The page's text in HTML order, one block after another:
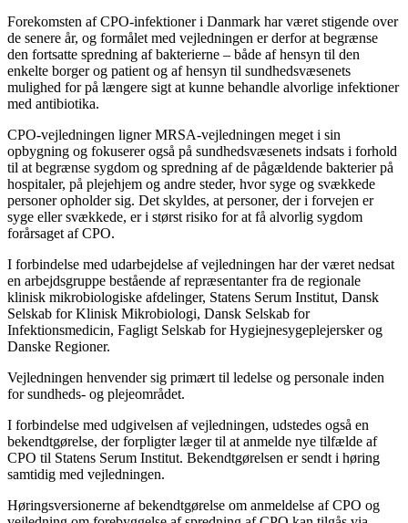
Forekomsten af CPO-infektioner i Danmark har været stigende over
de senere år, og formålet med vejledningen er derfor at begrænse
den fortsatte spredning af bakterierne – både af hensyn til den
enkelte borger og patient og af hensyn til sundhedsvæsenets
mulighed for på længere sigt at kunne behandle alvorlige infektioner
med antibiotika.
CPO-vejledningen ligner MRSA-vejledningen meget i sin
opbygning og fokuserer også på sundhedsvæsenets indsats i forhold
til at begrænse sygdom og spredning af de pågældende bakterier på
hospitaler, på plejehjem og andre steder, hvor syge og svækkede
personer opholder sig. Det skyldes, at personer, der i forvejen er
syge eller svækkede, er i størst risiko for at få alvorlig sygdom
forårsaget af CPO.
I forbindelse med udarbejdelse af vejledningen har der været nedsat
en arbejdsgruppe bestående af repræsentanter fra de regionale
klinisk mikrobiologiske afdelinger, Statens Serum Institut, Dansk
Selskab for Klinisk Mikrobiologi, Dansk Selskab for
Infektionsmedicin, Fagligt Selskab for Hygiejnesygeplejersker og
Danske Regioner.
Vejledningen henvender sig primært til ledelse og personale inden
for sundheds- og plejeområdet.
I forbindelse med udgivelsen af vejledningen, udstedes også en
bekendtgørelse, der forpligter læger til at anmelde nye tilfælde af
CPO til Statens Serum Institut. Bekendtgørelsen er sendt i høring
samtidig med vejledningen.
Høringsversionerne af bekendtgørelse om anmeldelse af CPO og